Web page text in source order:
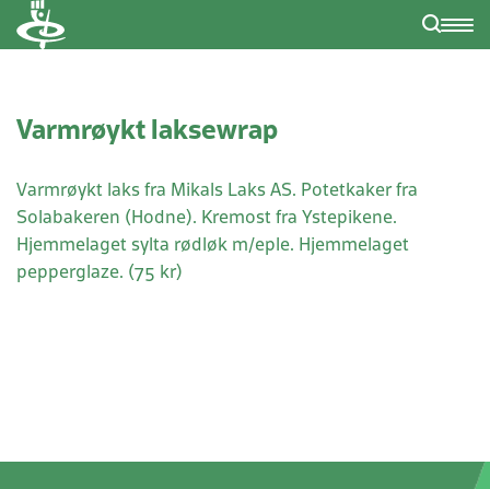
Varmrøykt laksewrap
Varmrøykt laks fra Mikals Laks AS. Potetkaker fra
Solabakeren (Hodne). Kremost fra Ystepikene.
Hjemmelaget sylta rødløk m/eple. Hjemmelaget
pepperglaze. (75 kr)